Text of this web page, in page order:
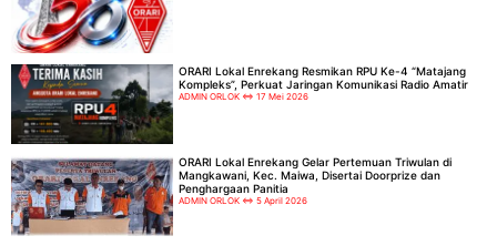
ORARI Lokal Enrekang Resmikan RPU Ke-4 “Matajang
Kompleks”, Perkuat Jaringan Komunikasi Radio Amatir
ADMIN ORLOK 17 Mei 2026
ORARI Lokal Enrekang Gelar Pertemuan Triwulan di
Mangkawani, Kec. Maiwa, Disertai Doorprize dan
Penghargaan Panitia
ADMIN ORLOK 5 April 2026